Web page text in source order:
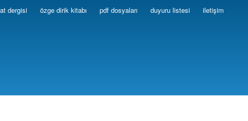
dergisi özge dirik kitabı pdf dosyaları duyuru listesi iletişim